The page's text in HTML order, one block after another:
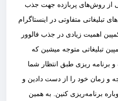
از روش‌های پربازده جهت جذب
متفاوتی در اینستاگرام
اهمیت زیادی در جذب فالوور
تبلیغاتی متوجه میشین که
برنامه ریزی طبق انتظار شما
و زمان خود را از دست دادین و
برنامه‌ریزی کنین. به همین